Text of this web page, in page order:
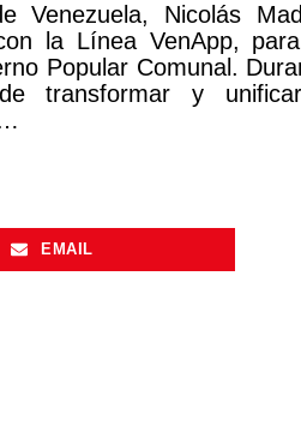
Venezuela, Nicolás
la Línea VenApp,
Popular Comunal.
transformar y
EMAIL